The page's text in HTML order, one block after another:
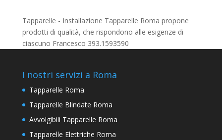
Tapparelle - Installazione Tapparelle Roma propone
prodotti di qualità, che rispondono alle esigenze di
ciascuno Francesco 393.1593590
I nostri servizi a Roma
Tapparelle Roma
Tapparelle Blindate Roma
Avvolgibili Tapparelle Roma
Tapparelle Elettriche Roma